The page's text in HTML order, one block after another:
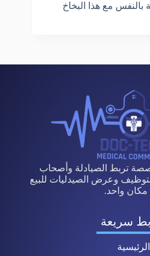
بالنفس مع هذا البخاخ
تربط الصيادلة وأصحاب
وعرض الصيدليات للبيع
واحد.
سريعة
الرئيسية